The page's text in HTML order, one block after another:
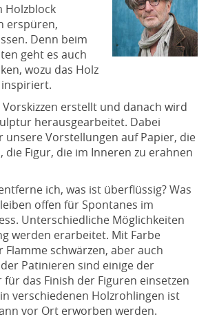
Holzblock
erspüren,
Denn beim
geht es auch
wozu das Holz
inspiriert.
erstellt und danach wird
herausgearbeitet. Dabei
unsere Vorstellungen auf Papier, die
die Figur, die im Inneren zu erahnen
ich, was ist überflüssig? Was
offen für Spontanes im
Unterschiedliche Möglichkeiten
werden erarbeitet. Mit Farbe
schwärzen, aber auch
Patinieren sind einige der
für das Finish der Figuren einsetzen
verschiedenen Holzrohlingen ist
vor Ort erworben werden.